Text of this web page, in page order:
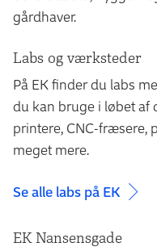
tilfredse med
Mange studerende
og personligt, at
imod dem, og at de får
positive øjne, kan bl.a.
praktikforløb.
EK Partnerskaber og
muligheder.
gårdhaver.
Labs og værksteder
På EK finder du labs
du kan bruge i løbet af
printere, CNC-fræsere,
meget mere.
Se alle labs på EK
EK Nansensgade